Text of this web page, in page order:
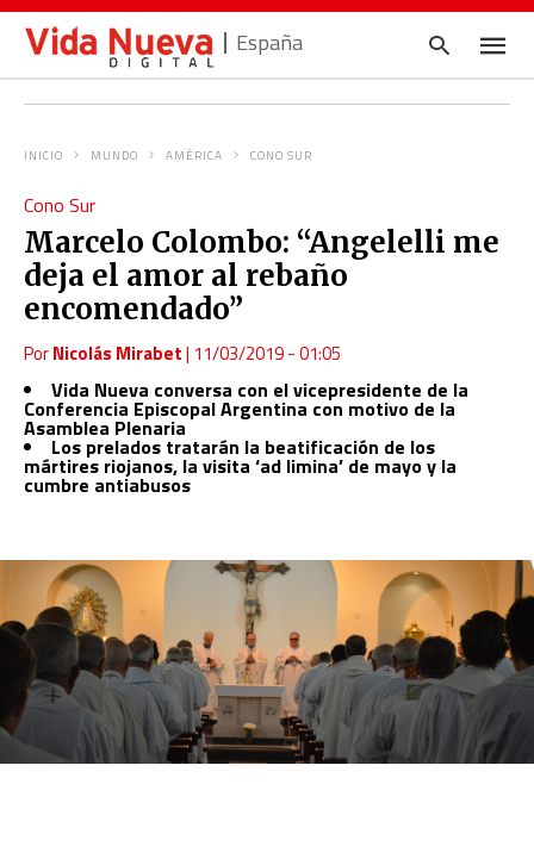
España
y
INICIO MUNDO AMÉRICA CONO SUR
Cono Sur
Marcelo Colombo: “Angelelli me
deja el amor al rebaño
encomendado”
PorNicolás Mirabet| 11/03/2019 - 01:05
Vida Nueva conversa con el vicepresidente de la
Conferencia Episcopal Argentina con motivo de la
Asamblea Plenaria
Los prelados tratarán la beatificación de los
mártires riojanos, la visita ‘ad limina’ de mayo y la
cumbre antiabusos